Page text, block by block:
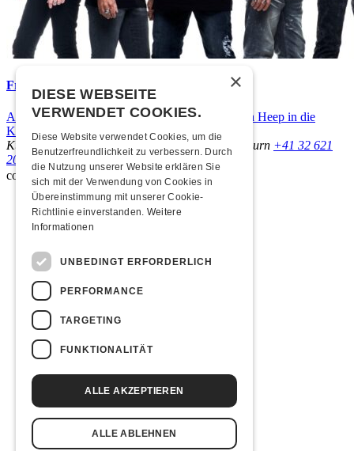
Frisch bestätigt: Uriah Heep
Am Sonntag, 15. November 2026 kommen Uriah Heep in die
Kulturfabrik Kofmehl!
Kulturfabrik Kofmehl Kofmehlweg 1 4502 Solothurn +41 32 621
20 60 Nutzungsbedingungen
coded by
×
DIESE WEBSEITE
VERWENDET COOKIES.
Diese Website verwendet Cookies, um die
Benutzerfreundlichkeit zu verbessern. Durch
die Nutzung unserer Website erklären Sie
sich mit der Verwendung von Cookies in
Übereinstimmung mit unserer Cookie-
Richtlinie einverstanden. Weitere
Informationen
UNBEDINGT ERFORDERLICH
PERFORMANCE
TARGETING
FUNKTIONALITÄT
ALLE AKZEPTIEREN
ALLE ABLEHNEN